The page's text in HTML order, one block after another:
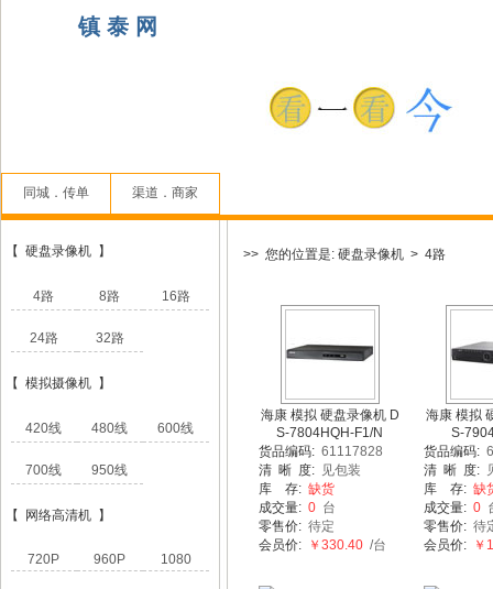
镇 泰 网
同城．传单 渠道．商家
【 硬盘录像机 】
4路 8路 16路
24路 32路
【 模拟摄像机 】
420线 480线 600线
700线 950线
【 网络高清机 】
720P 960P 1080
>> 您的位置是: 硬盘录像机 > 4路
海康 模拟 硬盘录像机 D
S-7804HQH-F1/N
货品编码: 61117828
清 晰 度: 见包装
库 存: 缺货
成交量: 0 台
零售价: 待定
会员价: ￥330.40 /台
海康 模拟
S-
货品编码:
清 晰 度:
库 存: 缺
成交量: 0
零售价: 待
会员价: ￥